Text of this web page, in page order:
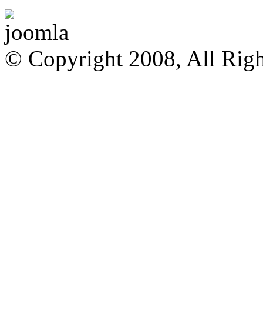
© Copyright 2008, All